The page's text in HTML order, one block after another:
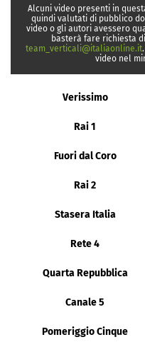
Alcuni video presenti in
quindi valutati di pubblico
video o gli autori avessero
basterà fare richiesta
team_verticali@italiaonline.it
video nel
Verissimo
Rai 1
Fuori dal Coro
Rai 2
Stasera Italia
Rete 4
Quarta Repubblica
Canale 5
Pomeriggio Cinque